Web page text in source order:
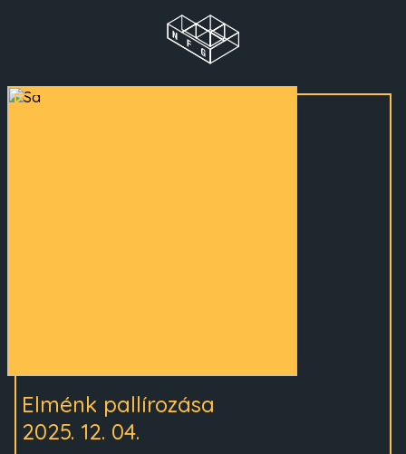
Elménk pallírozása
2025. 12. 04.